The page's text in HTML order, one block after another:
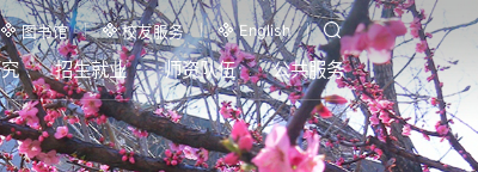
图书馆 校友服务 English
招生就业 师资队伍 公共服务